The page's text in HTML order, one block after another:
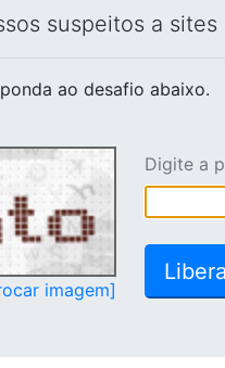
suspeitos a
ao desafio abaixo.
imagem]
Digite a